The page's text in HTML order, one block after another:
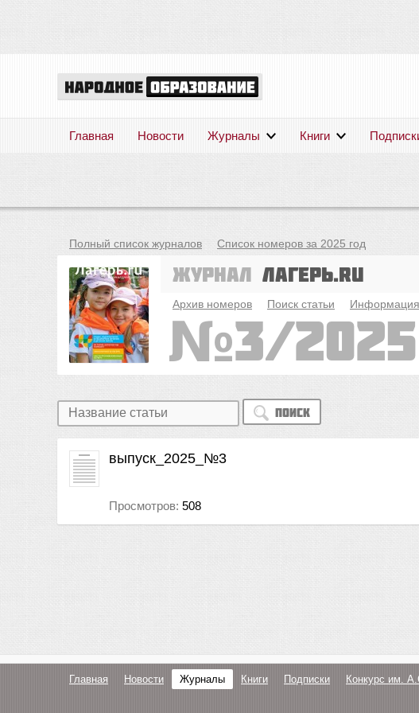
Главная Новости Журналы Книги
Полный список журналов Список номеров за 2025 год
Журнал Лагерь.ru
Архив номеров Поиск статьи
3/2025
Поиск
выпуск_2025_№3
Просмотров: 508
Главная Новости Журналы Книги Подписки Конкурс им.